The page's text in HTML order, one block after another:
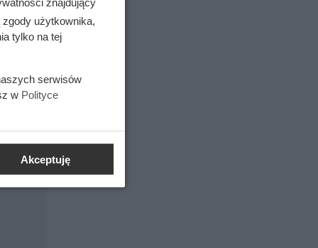
użytkownika,
tylko na tej
serwisów
w Polityce
Akceptuję